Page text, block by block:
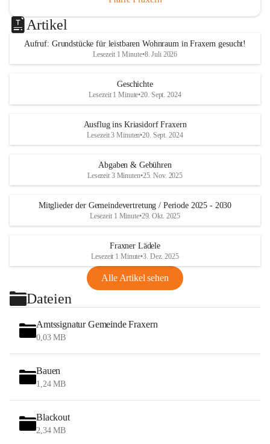
Artikel
Aufruf: Grundstücke für leistbaren Wohnraum in Fraxern gesucht!
Lesezeit 1 Minute•8. Juli 2026
Geschichte
Lesezeit 1 Minute•20. Sept. 2024
Ausflug ins Kriasidorf Fraxern
Lesezeit 3 Minuten•20. Sept. 2024
Abgaben & Gebühren
Lesezeit 3 Minuten•25. Nov. 2025
Mitglieder der Gemeindevertretung / Periode 2025 - 2030
Lesezeit 1 Minute•29. Okt. 2025
Fraxner Lädele
Lesezeit 1 Minute•3. Dez. 2025
Alle Artikel sehen
Dateien
Amtssignatur Gemeinde Fraxern
0,03 MB
Bauen
1,24 MB
Blackout
2,34 MB